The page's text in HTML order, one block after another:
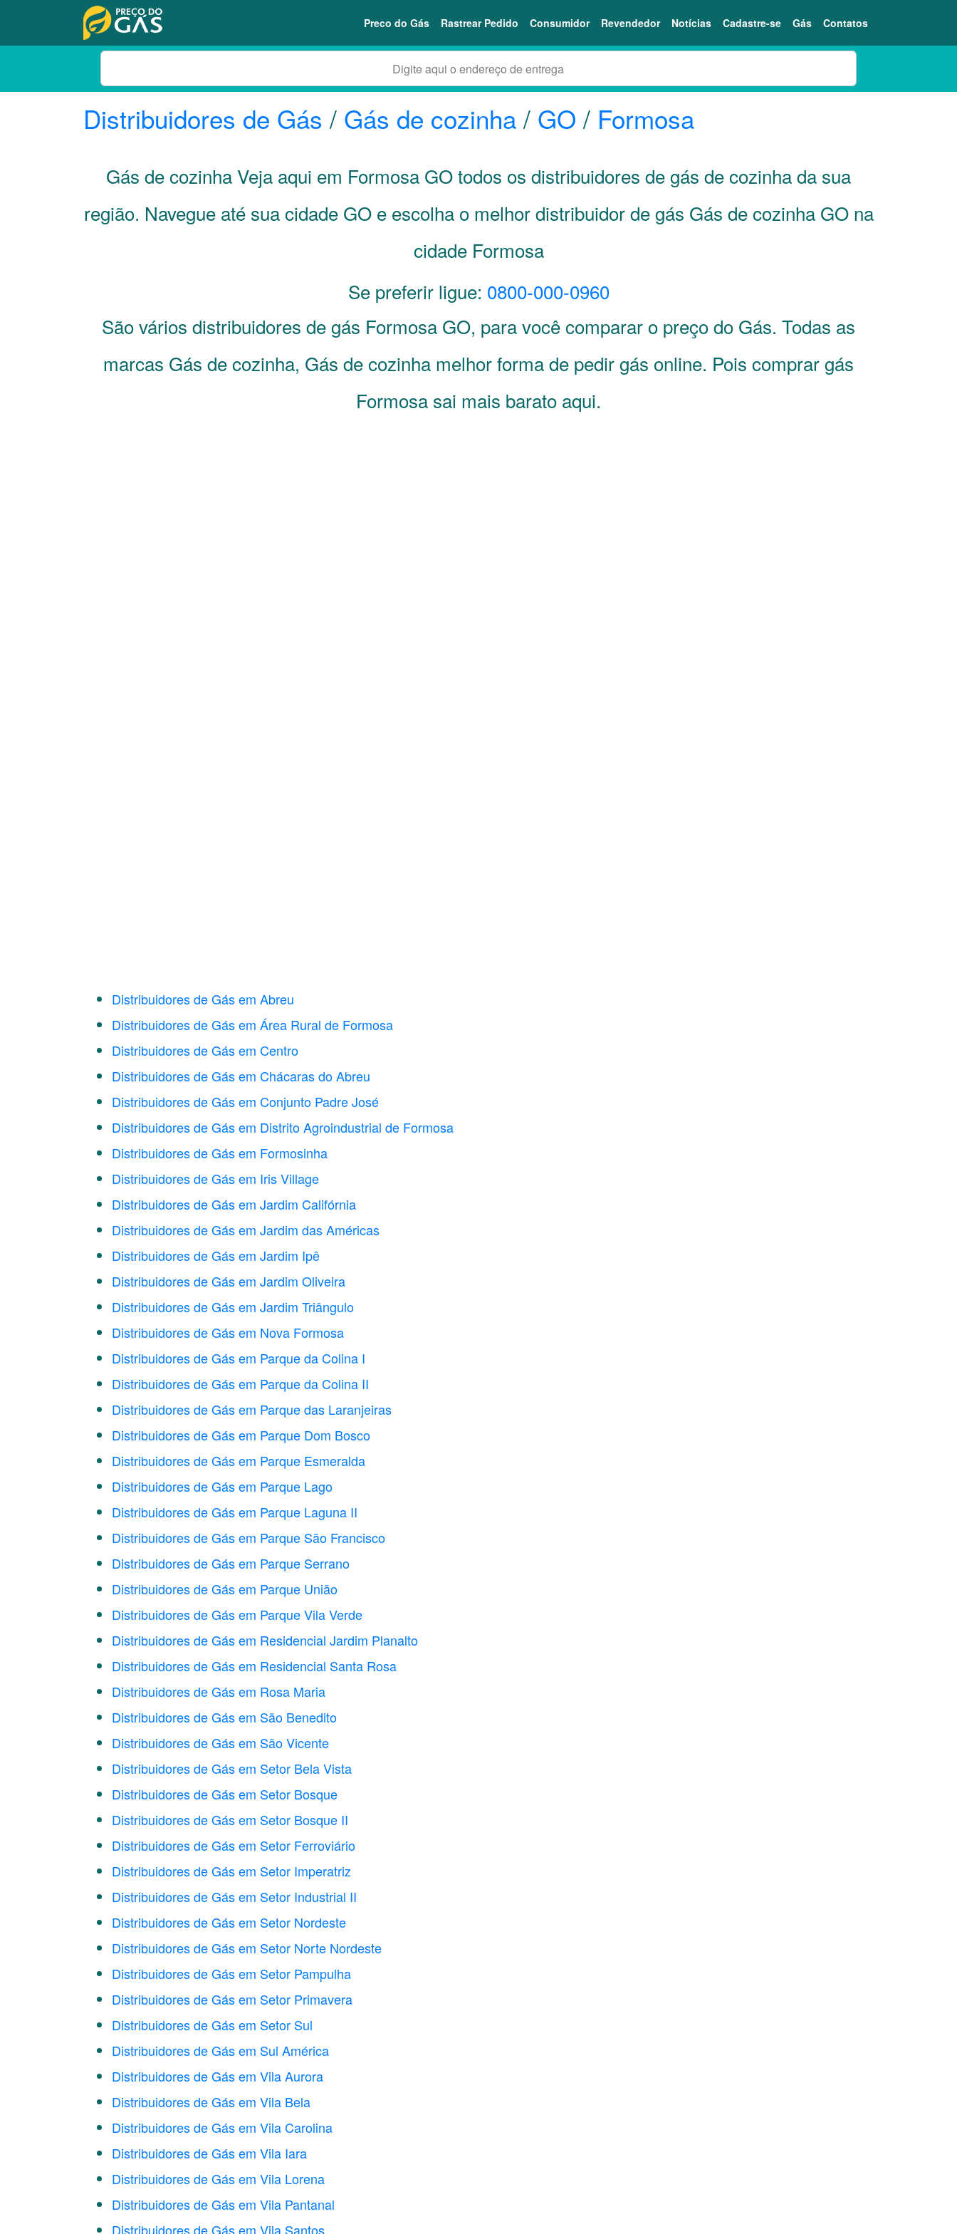
Preco do Gás Rastrear Pedido Consumidor Revendedor Notícias Cadastre-se Gás Contatos
Distribuidores de Gás/ Gás de cozinha/ GO / Formosa
Gás de cozinha Veja aqui em Formosa GOtodos os distribuidores de gás de cozinha da sua
região. Navegue até sua cidade GOe escolha o melhor distribuidor de gás Gás de cozinha GO na
cidade Formosa
Se preferir ligue: 0800-000-0960
São vários distribuidores de gás Formosa GO, para você comparar o preço do Gás. Todas as
marcas Gás de cozinha, Gás de cozinha melhor forma de pedir gás online. Pois comprar gás
Formosa sai mais barato aqui.
Distribuidores de Gás em Abreu
Distribuidores de Gás em Área Rural de Formosa
Distribuidores de Gás em Centro
Distribuidores de Gás em Chácaras do Abreu
Distribuidores de Gás em Conjunto Padre José
Distribuidores de Gás em Distrito Agroindustrial de Formosa
Distribuidores de Gás em Formosinha
Distribuidores de Gás em Iris Village
Distribuidores de Gás em Jardim Califórnia
Distribuidores de Gás em Jardim das Américas
Distribuidores de Gás em Jardim Ipê
Distribuidores de Gás em Jardim Oliveira
Distribuidores de Gás em Jardim Triângulo
Distribuidores de Gás em Nova Formosa
Distribuidores de Gás em Parque da Colina I
Distribuidores de Gás em Parque da Colina II
Distribuidores de Gás em Parque das Laranjeiras
Distribuidores de Gás em Parque Dom Bosco
Distribuidores de Gás em Parque Esmeralda
Distribuidores de Gás em Parque Lago
Distribuidores de Gás em Parque Laguna II
Distribuidores de Gás em Parque São Francisco
Distribuidores de Gás em Parque Serrano
Distribuidores de Gás em Parque União
Distribuidores de Gás em Parque Vila Verde
Distribuidores de Gás em Residencial Jardim Planalto
Distribuidores de Gás em Residencial Santa Rosa
Distribuidores de Gás em Rosa Maria
Distribuidores de Gás em São Benedito
Distribuidores de Gás em São Vicente
Distribuidores de Gás em Setor Bela Vista
Distribuidores de Gás em Setor Bosque
Distribuidores de Gás em Setor Bosque II
Distribuidores de Gás em Setor Ferroviário
Distribuidores de Gás em Setor Imperatriz
Distribuidores de Gás em Setor Industrial II
Distribuidores de Gás em Setor Nordeste
Distribuidores de Gás em Setor Norte Nordeste
Distribuidores de Gás em Setor Pampulha
Distribuidores de Gás em Setor Primavera
Distribuidores de Gás em Setor Sul
Distribuidores de Gás em Sul América
Distribuidores de Gás em Vila Aurora
Distribuidores de Gás em Vila Bela
Distribuidores de Gás em Vila Carolina
Distribuidores de Gás em Vila Iara
Distribuidores de Gás em Vila Lorena
Distribuidores de Gás em Vila Pantanal
Distribuidores de Gás em Vila Santos